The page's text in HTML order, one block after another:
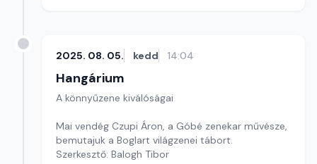
2025. 08. 05. kedd 14:04
Hangárium
A könnyűzene kiválóságai
Mai vendég Czupi Áron, a Góbé zenekar művésze,
bemutajuk a Boglart világzenei tábort.
Szerkesztő: Balogh Tibor